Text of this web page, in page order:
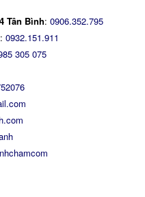
Tân Bình: 0906.352.795
: 0932.151.911
305 075